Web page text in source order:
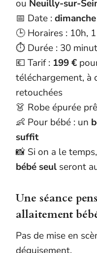
ou Neuilly-sur-
📅 Date :
🕒 Horaires : 10h,
⏱️ Durée : 30
💶 Tarif : 199 €
téléchargement, à
retouchées
👗 Robe épurée
👶 Pour bébé : un
suffit
📸 Si on a le temps,
bébé seul seront
Une séance
allaitement
Pas de mise en